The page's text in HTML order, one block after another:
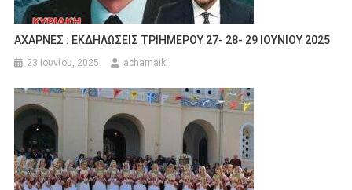
ΑΧΑΡΝΕΣ : ΕΚΔΗΛΩΣΕΙΣ ΤΡΙΗΜΕΡΟΥ 27- 28- 29 ΙΟΥΝΙΟΥ 2025
23 Ιουνίου, 2025 acharnaiki